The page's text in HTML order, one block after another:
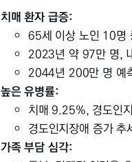
치매 환자 급증:
65세 이상 노인 10명
2023년 약 97만 명,
2044년 200만 명 예
높은 유병률:
치매 9.25%, 경도인
경도인지장애 증가 추
가족 부담 심각: